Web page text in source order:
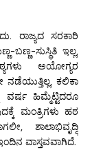
ರಾಜ್ಯದ ಸರಕಾರಿ
ಬಣ್ಣ-ಸುಸ್ಥಿತಿ ಇಲ್ಲ,
ಅಯೋಗ್ಯರ
ಕಲಿಕಾ
ವರ್ಷ ಹಿಮ್ಮೆಟ್ಟಿದರೂ
ಮಂತ್ರಿಗಳು ಹಠ
ಶಾಲಾಭಿವೃದ್ಧಿ
ವಾಸ್ತವವಾಗಿದೆ.